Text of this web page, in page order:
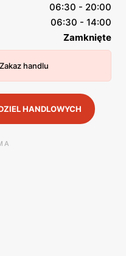
06:30 - 20:00
06:30 - 14:00
Zamknięte
Zakaz handlu
HANDLOWYCH